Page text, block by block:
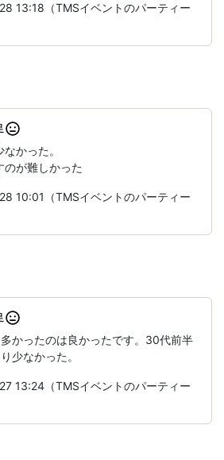
13:18（TMSイベントのパーティー
かった。
のが難しかった
10:01（TMSイベントのパーティー
かったのは良かったです。30代前半
少なかった。
13:24（TMSイベントのパーティー